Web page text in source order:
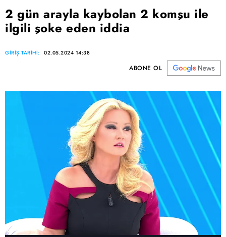
2 gün arayla kaybolan 2 komşu ile
ilgili şoke eden iddia
GİRİŞ TARİHİ: 02.05.2024 14:38
ABONE OL